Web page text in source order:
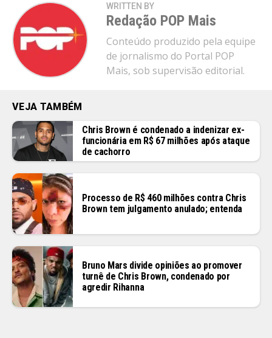
WRITTEN BY
Redação POP Mais
Conteúdo produzido pela equipe
de jornalismo do Portal POP
Mais, sob supervisão editorial.
VEJA TAMBÉM
Chris Brown é condenado a indenizar ex-
funcionária em R$ 67 milhões após ataque
de cachorro
Processo de R$ 460 milhões contra Chris
Brown tem julgamento anulado; entenda
Bruno Mars divide opiniões ao promover
turnê de Chris Brown, condenado por
agredir Rihanna